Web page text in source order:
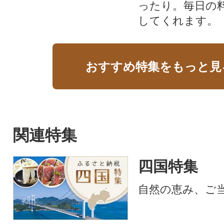
ったり。毎日の
してくれます。
おすすめ特集をもっと
関連特集
四国特集
自然の恵み、ご